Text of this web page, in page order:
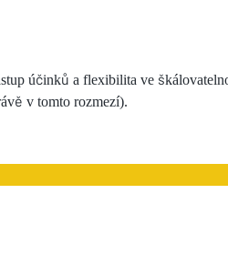
účinků a flexibilita ve
v tomto rozmezí).